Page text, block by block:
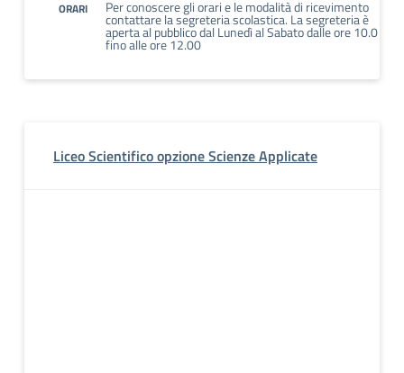
ORARI Per conoscere gli orari e le modalità di ricevimento
contattare la segreteria scolastica. La segreteria è
aperta al pubblico dal Lunedì al Sabato dalle ore 10.0
fino alle ore 12.00
Liceo Scientifico opzione Scienze Applicate